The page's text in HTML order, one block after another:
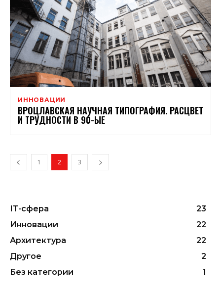
ИННОВАЦИИ
ВРОЦЛАВСКАЯ НАУЧНАЯ ТИПОГРАФИЯ. РАСЦВЕТ
И ТРУДНОСТИ В 90-ЫЕ
1 2 3
ІТ-сфера
23
Инновации
22
Архитектура
22
Другое
2
Без категории
1